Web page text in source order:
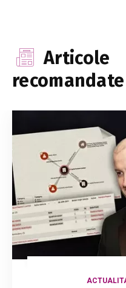
Articole
recomandate